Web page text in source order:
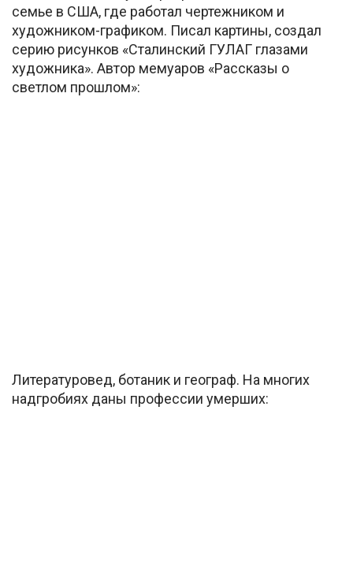
семье в США, где работал чертежником и
художником-графиком. Писал картины, создал
серию рисунков «Сталинский ГУЛАГ глазами
художника». Автор мемуаров «Рассказы о
светлом прошлом»:
Литературовед, ботаник и географ. На многих
надгробиях даны профессии умерших: